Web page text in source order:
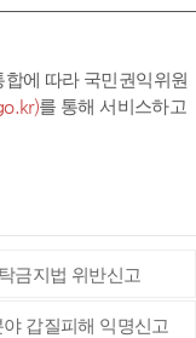
에 따라 국민권익위원
를 통해 서비스하고
금지법 위반신고
갑질피해 익명신고